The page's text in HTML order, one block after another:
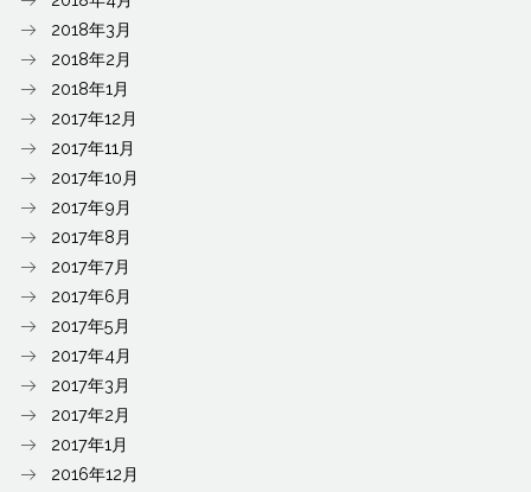
2018年3月
2018年2月
2018年1月
2017年12月
2017年11月
2017年10月
2017年9月
2017年8月
2017年7月
2017年6月
2017年5月
2017年4月
2017年3月
2017年2月
2017年1月
2016年12月